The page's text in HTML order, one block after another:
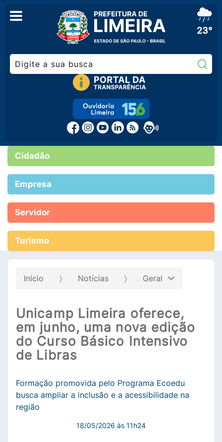
23°
Cidadão
Empresa
Servidor
Turismo
Início Notícias Geral
Unicamp Limeira oferece,
em junho, uma nova edição
do Curso Básico Intensivo
de Libras
Formação promovida pelo Programa Ecoedu
busca ampliar a inclusão e a acessibilidade na
região
18/05/2026 às 11h24